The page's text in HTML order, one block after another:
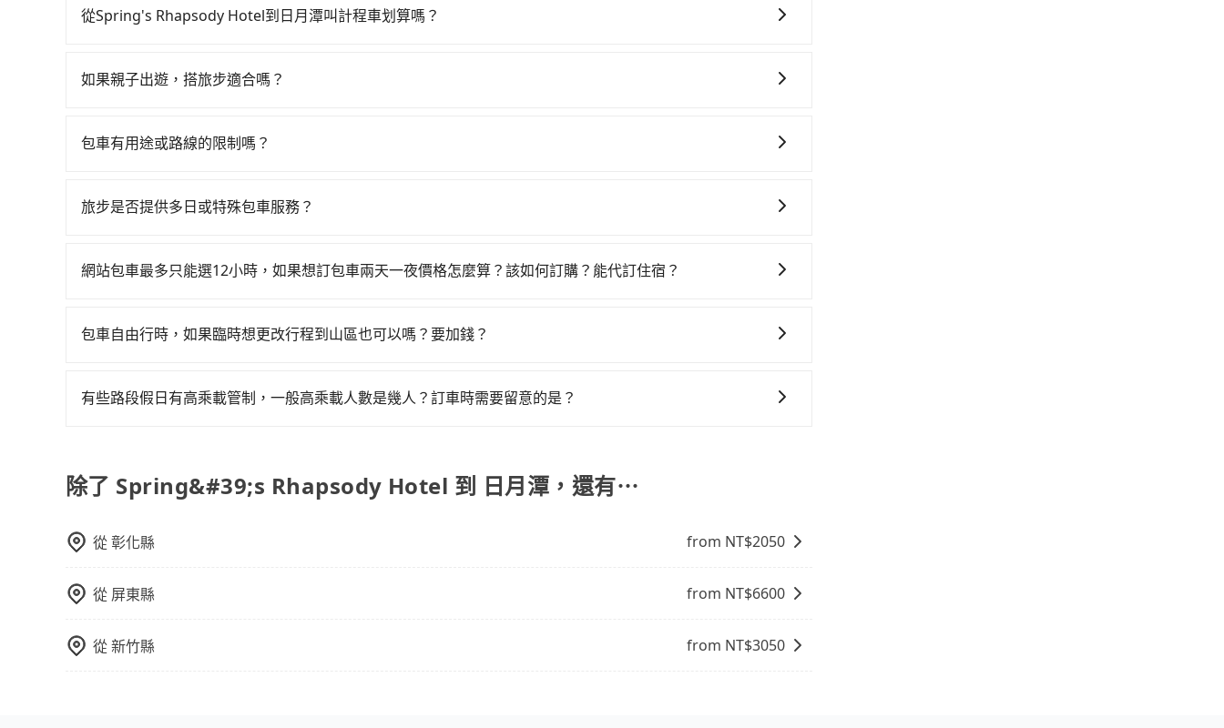
天就要來回，那在台中路邊可隨租隨借的iRent應該是你最便宜選擇。註冊完iRent的app後，可以每小時
時40元路邊停車費用預估進去，但額外的汽車保險與可能的罰單都需自付。再者，和運的iRent只提供最基本的
的車門仍未被修理，每一次租車都好像在開樂透一樣。另外，偶爾也會遇到明明已經預約了時間但上一位用戶卻
點仍有段距離，在遇到下雨天或者載行李時，就顯得非常不便。
從Spring's Rhapsody Hotel到日月潭叫計程車划算嗎？
到車，也可考慮打電話至Spring's Rhapsody Hotel附近的計程車隊，如觔斗雲大車隊、國通車隊、台中市聯合
度是雙北市的490倍。再加上台中市有些計程車司機不按錶計費，約有27%會採現場議價，建議最好先上網預
如果親子出遊，搭旅步適合嗎？
出遊時安全更有保障。
包車有用途或路線的限制嗎？
論是清明掃墓、包車旅遊、參加喜宴/喪禮、就醫回診、登山露營、學生搬家、投票返鄉、商務出差、貴賓來
一週內寄出電子收據。
旅步是否提供多日或特殊包車服務？
網站包車最多只能選12小時，如果想訂包車兩天一夜價格怎麼算？該如何訂購？能代訂住宿？
行程。另外，目前旅步只提供接送服務，暫不提供代訂住宿服務。
包車自由行時，如果臨時想更改行程到山區也可以嗎？要加錢？
額外的費用收取。但是，這些費用會在您下訂單後、出發前先與您進行確認，確保您明確知道所有的費用。我們
有些路段假日有高乘載管制，一般高乘載人數是幾人？訂車時需要留意的是？
身心障礙證明、記者證或「高速公路高乘載管制」通行證之小型車。如果您的出行路線會經過高乘載管制時段和
路段，建議最好配合至少兩名以上乘客。
除了 Spring&#39;s Rhapsody Hotel 到 日月潭，還有⋯
從彰化縣 from NT$2050
從 屏東縣 from NT$6600
從新竹縣 from NT$3050